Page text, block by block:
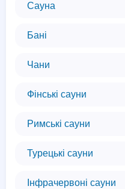
Сауна
Бані
Чани
Фінські сауни
Римські сауни
Турецькі сауни
Інфрачервоні сауни